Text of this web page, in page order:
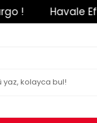
Havale Eft